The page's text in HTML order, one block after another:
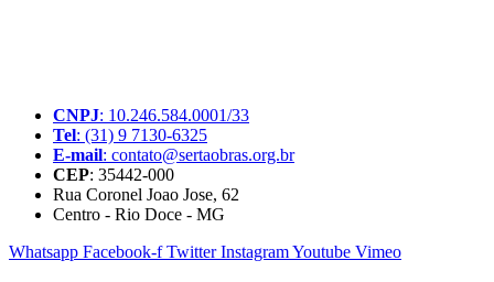
CNPJ: 10.246.584.0001/33
Tel: (31) 9 7130-6325
E-mail: contato@sertaobras.org.br
CEP: 35442-000
Rua Coronel Joao Jose, 62
Centro - Rio Doce - MG
Whatsapp Facebook-f Twitter InstagramYoutube Vimeo